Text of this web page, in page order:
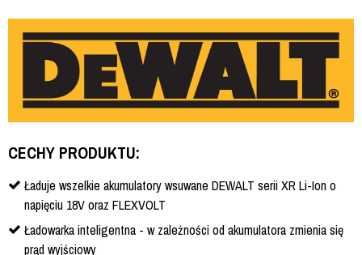
CECHY PRODUKTU:
Ładuje wszelkie akumulatory wsuwane DEWALT serii XR Li-Ion o
napięciu 18V oraz FLEXVOLT
Ładowarka inteligentna - w zależności od akumulatora zmienia się
prąd wyjściowy